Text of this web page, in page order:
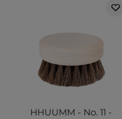
HHUUMM - No. 11 -